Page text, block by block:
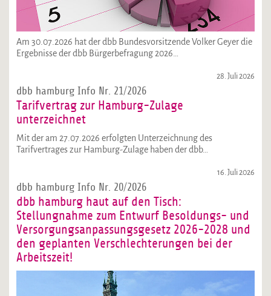
Am 30.07.2026 hat der dbb Bundesvorsitzende Volker Geyer die
Ergebnisse der dbb Bürgerbefragung 2026…
28. Juli 2026
dbb hamburg Info Nr. 21/2026
Tarifvertrag zur Hamburg-Zulage
unterzeichnet
Mit der am 27.07.2026 erfolgten Unterzeichnung des
Tarifvertrages zur Hamburg-Zulage haben der dbb…
16. Juli 2026
dbb hamburg Info Nr. 20/2026
dbb hamburg haut auf den Tisch:
Stellungnahme zum Entwurf Besoldungs- und
Versorgungsanpassungsgesetz 2026-2028 und
den geplanten Verschlechterungen bei der
Arbeitszeit!